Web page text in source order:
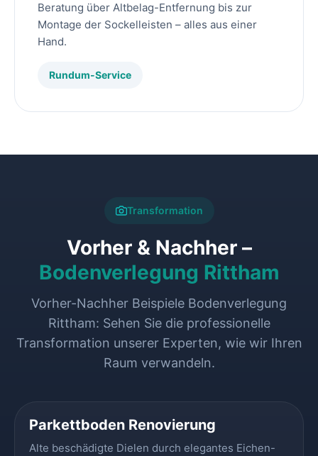
Beratung über Altbelag-Entfernung bis zur
Montage der Sockelleisten – alles aus einer
Hand.
Rundum-Service
Transformation
Vorher & Nachher –
Bodenverlegung Rittham
Vorher-Nachher Beispiele Bodenverlegung
Rittham: Sehen Sie die professionelle
Transformation unserer Experten, wie wir Ihren
Raum verwandeln.
Parkettboden Renovierung
Alte beschädigte Dielen durch elegantes Eichen-